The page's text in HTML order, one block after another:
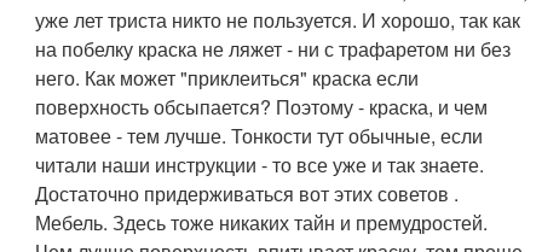
уже лет триста никто не пользуется. И хорошо, так как
на побелку краска не ляжет - ни с трафаретом ни без
него. Как может "приклеиться" краска если
поверхность обсыпается? Поэтому - краска, и чем
матовее - тем лучше. Тонкости тут обычные, если
читали наши инструкции - то все уже и так знаете.
Достаточно придерживаться вот этих советов .
Мебель. Здесь тоже никаких тайн и премудростей.